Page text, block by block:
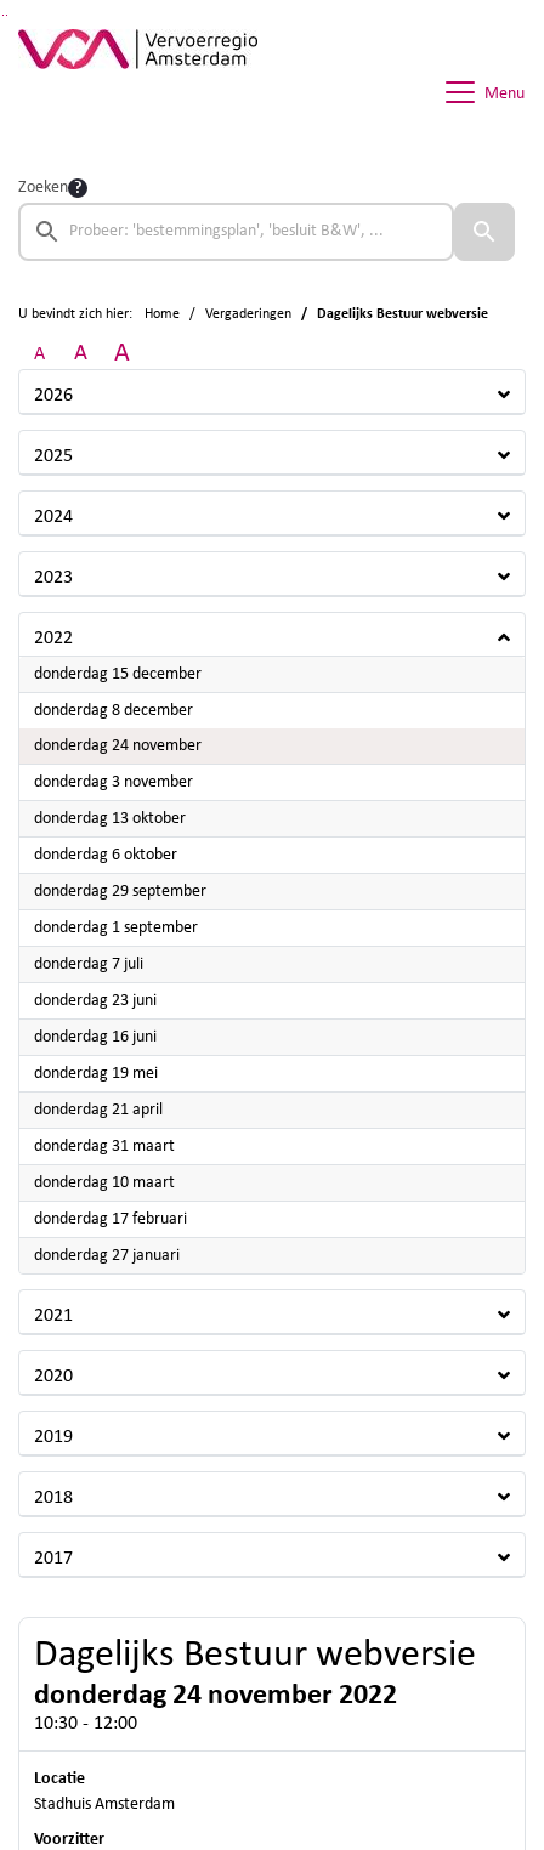
Menu
Zoeken
U bevindt zich hier: Home Vergaderingen Dagelijks Bestuur webversie
A A A
2026
2025
2024
2023
2022
donderdag 15 december2022
donderdag 8 december2022
donderdag 24 november2022
donderdag 3 november2022
donderdag 13 oktober2022
donderdag 6 oktober2022
donderdag 29 september2022
donderdag 1 september2022
donderdag 7 juli2022
donderdag 23 juni2022
donderdag 16 juni2022
donderdag 19 mei2022
donderdag 21 april
donderdag 31 maart2022
donderdag 10 maart2022
donderdag 17 februari2022
donderdag 27 januari2022
2021
2020
2019
2018
2017
Dagelijks Bestuur webversie
donderdag 24 november 2022
10:30 - 12:00
Locatie
Stadhuis Amsterdam
Voorzitter